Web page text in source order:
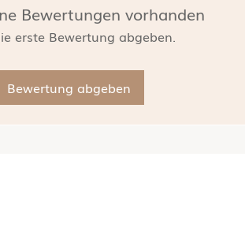
Bewertungen vorhanden
erste Bewertung abgeben.
Bewertung abgeben